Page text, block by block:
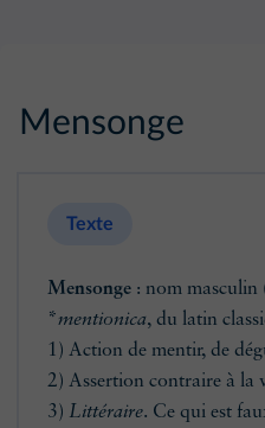
Mensonge
Texte
Mensonge : nom
*mentionica, du latin
1) Action de mentir, de
2) Assertion contraire à la
3) Littéraire. Ce qui est